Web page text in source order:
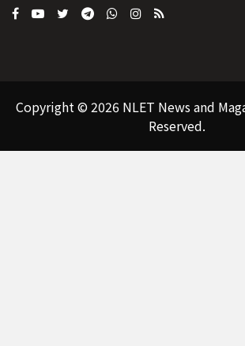
Copyright © 2026 NLET News and
Reserved.